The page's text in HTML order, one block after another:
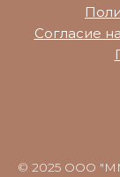
Согласие
© 2025 ООО